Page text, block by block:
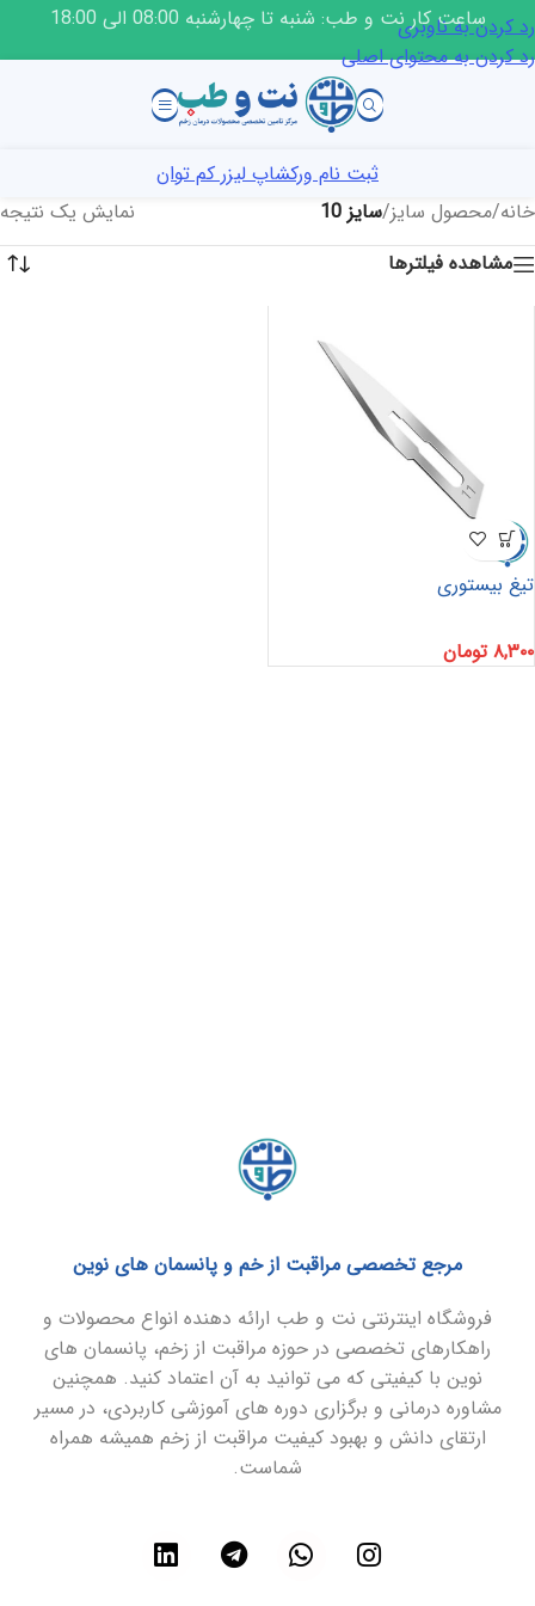
رد کردن به ناوبری
رد کردن به محتوای اصلی
ساعت کار نت و طب: شنبه تا چهارشنبه 08:00 الی 18:00
ثبت نام ورکشاپ لیزر کم توان
خانه/محصول سایز/سایز 10
نمایش یک نتیجه
مشاهده فیلترها
تیغ بیستوری
۸,۳۰۰ تومان
مرجع تخصصی مراقبت از خم و پانسمان های نوین
فروشگاه اینترنتی نت و طب ارائه دهنده انواع محصولات و
راهکارهای تخصصی در حوزه مراقبت از زخم، پانسمان های
نوین با کیفیتی که می توانید به آن اعتماد کنید. همچنین
مشاوره درمانی و برگزاری دوره های آموزشی کاربردی، در مسیر
ارتقای دانش و بهبود کیفیت مراقبت از زخم همیشه همراه
شماست.